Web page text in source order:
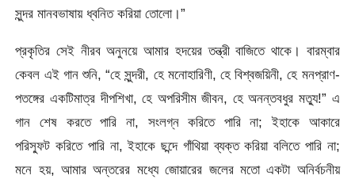
সুন্দর মানবভাষায় ধ্বনিত করিয়া তােলাে।”
প্রকৃতির সেই নীরব অনুনয়ে আমার হদয়ের তন্ত্রী বাজিতে থাকে। বারম্বার
কেবল এই গান শুনি, “হে সুন্দরী, হে মনােহারিণী, হে বিশ্বজয়িনী, হে মনপ্রাণ-
পতঙ্গের একটিমাত্র দীপশিখা, হে অপরিসীম জীবন, হে অনন্তবধুর মত্যু!” এ
গান শেষ করতে পারি না, সংলগ্ন করিতে পারি না; ইহাকে আকারে
পরিস্ফুটকরিতে পারি না, ইহাকে ছন্দে গাঁথিয়া ব্যক্ত করিয়া বলিতে পারি না;
মনে হয়, আমার অন্তরের মধ্যে জোয়ারের জলের মতাে একটা অনির্বচনীয়